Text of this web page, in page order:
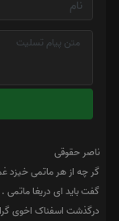
ناصر حقوقی
گر چه از هر ماتمی خیزد
گفت باید ای دریغا ماتمی
درگذشت اسفناک اخوی